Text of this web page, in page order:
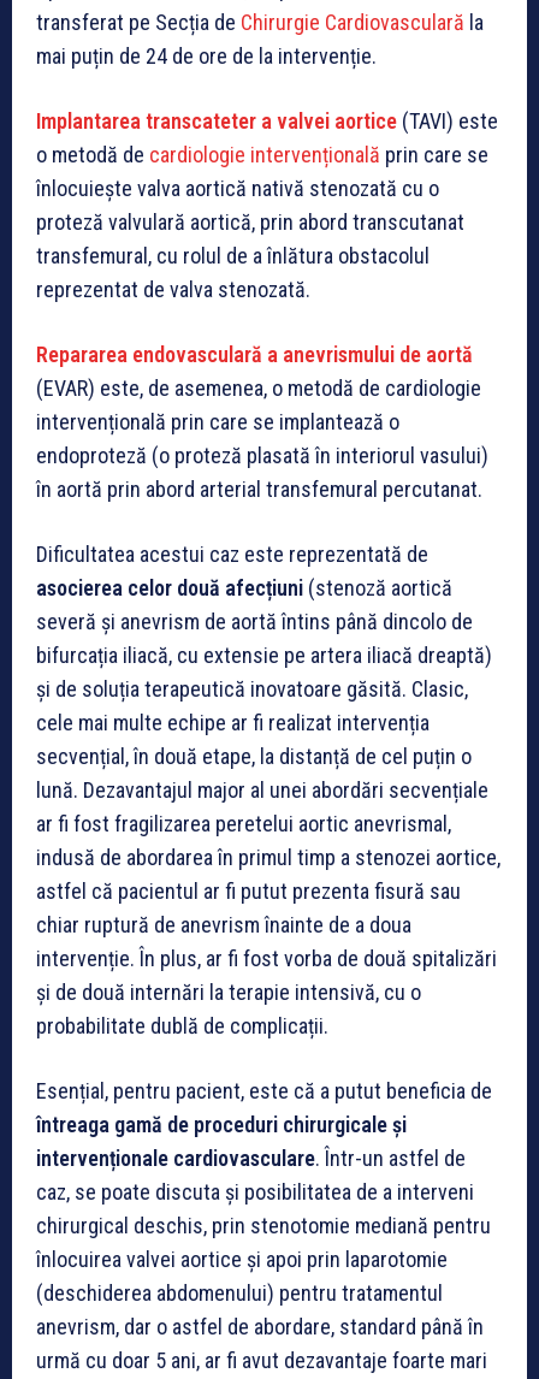
transferat pe Secția de Chirurgie Cardiovasculară la
mai puțin de 24 de ore de la intervenție.
Implantarea transcateter a valvei aortice (TAVI) este
o metodă de cardiologie intervențională prin care se
înlocuiește valva aortică nativă stenozată cu o
proteză valvulară aortică, prin abord transcutanat
transfemural, cu rolul de a înlătura obstacolul
reprezentat de valva stenozată.
Repararea endovasculară a anevrismului de aortă
(EVAR) este, de asemenea, o metodă de cardiologie
intervențională prin care se implantează o
endoproteză (o proteză plasată în interiorul vasului)
în aortă prin abord arterial transfemural percutanat.
Dificultatea acestui caz este reprezentată de
asocierea celor două afecțiuni (stenoză aortică
severă și anevrism de aortă întins până dincolo de
bifurcația iliacă, cu extensie pe artera iliacă dreaptă)
și de soluția terapeutică inovatoare găsită. Clasic,
cele mai multe echipe ar fi realizat intervenția
secvențial, în două etape, la distanță de cel puțin o
lună. Dezavantajul major al unei abordări secvențiale
ar fi fost fragilizarea peretelui aortic anevrismal,
indusă de abordarea în primul timp a stenozei aortice,
astfel că pacientul ar fi putut prezenta fisură sau
chiar ruptură de anevrism înainte de a doua
intervenție. În plus, ar fi fost vorba de două spitalizări
și de două internări la terapie intensivă, cu o
probabilitate dublă de complicații.
Esențial, pentru pacient, este că a putut beneficia de
întreaga gamă de proceduri chirurgicale și
intervenționale cardiovasculare. Într-un astfel de
caz, se poate discuta și posibilitatea de a interveni
chirurgical deschis, prin stenotomie mediană pentru
înlocuirea valvei aortice și apoi prin laparotomie
(deschiderea abdomenului) pentru tratamentul
anevrism, dar o astfel de abordare, standard până în
urmă cu doar 5 ani, ar fi avut dezavantaje foarte mari